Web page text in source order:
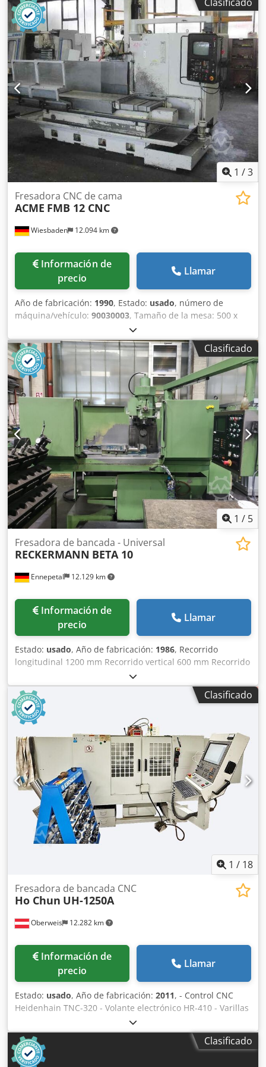
(Pantalla nueva) Medidas mesa: 1200x550mm
Desplazamientos ejes: X - 1100mm Crjdpfsh Rycfsx Al Def Y
- 600mm Z - 600mm Cabezal hurón con amarre hidráulico
herramienta. Cono: ISO 50 Velocidades cabezal: 50 - 3000
rpm (2 Rangos de velocidades) Avances en los ejes X Y Z: 1
- 3000 mm/min Avance rápido ejes X Y Z: 10.000 mm/min
Potencia motor: 15KW
1 /3
Wiesbaden 12.094 km
Fresadora CNC de cama
ACME FMB 12 CNC
Información de
precio
Llamar
Año de fabricación: 1990, Estado: usado, número de
máquina/vehículo: 90030003, Tamaño de la mesa: 500 x
1200 mm Recorrido en el eje X: 1000 mm Recorrido en el
eje Y: 550 mm Recorrido en el eje Z: 600 mm Conexión del
husillo: ISO 40 Cjdpj Npwfefx Al Dsrf Velocidades del
husillo: 60 - 2700 rpm Potencia del husillo: 10 kW Conexión
eléctrica: 380 V, 20 kVA Espacio necesario: 3200 x 2800 x
2650 mm Peso: 7,3 t
Clasificado
1 / 5
Ennepetal 12.129 km
Fresadora de bancada - Universal
RECKERMANN BETA 10
Información de
precio
Llamar
Estado: usado, Año de fabricación: 1986, Recorrido
longitudinal 1200 mm Recorrido vertical 600 mm Recorrido
transversal 450 mm Tamaño de la mesa 1500 x 600 mm
Carga máxima sobre mesa 2 t Cono del husillo ISO 50
Potencia del motor del husillo 15 kW Velocidades 6 - 4000
rpm Avances 2 - 2500 mm/min Avance rápido 10 m/min
Tensión 400 V Crjdpfjxukppjx Al Def Fresadora CNC de
bancada con husillo basculante de horizontal a vertical.
Control: Heidenhain TNC 155. La máquina dispone de un
4º eje horizontal.
Clasificado
1 / 18
Oberweis 12.282 km
Fresadora de bancada CNC
Ho Chun UH-1250A
Información de
precio
Llamar
Estado: usado, Año de fabricación: 2011, - Control CNC
Heidenhain TNC-320 - Volante electrónico HR-410 - Varillas
de medición de vidrio Heidenhain en todos los ejes -
Tornillos de bolas - Alimentación hidráulica de
herramientas - Motores de alimentación servo de CA -
Puertas correderas con cristal de seguridad - Cabezal de
Clasificado